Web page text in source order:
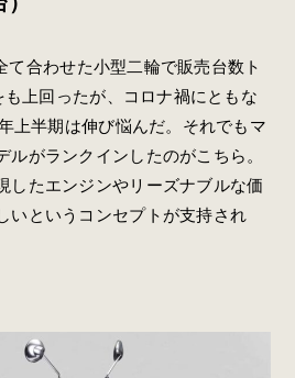
て合わせた小型二輪で販売台数ト
上回ったが、コロナ禍にともな
上半期は伸び悩んだ。それでもマ
ルがランクインしたのがこちら。
したエンジンやリーズナブルな価
いというコンセプトが支持され